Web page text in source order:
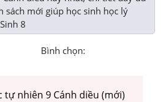
sách mới giúp học sinh học lý
8
Bình chọn:
tự nhiên 9 Cánh diều (mới)